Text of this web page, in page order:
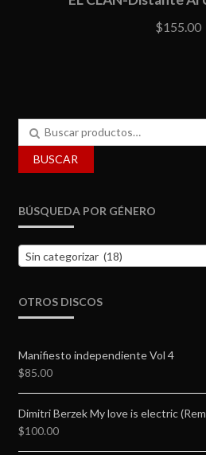
$155.00
Buscar
por:
BUSCAR
BÚSQUEDA POR GÉNERO
Sin categorizar (18)
OTROS DISCOS
Manifiesto independiente Vol 4
$85.00
Dimitri Berzek My love is electric
$100.00